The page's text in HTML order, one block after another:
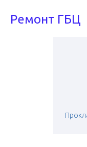
Ремонт ГБЦ